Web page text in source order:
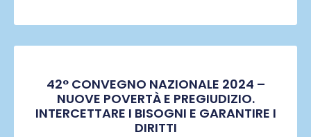
42° CONVEGNO NAZIONALE 2024 –
NUOVE POVERTÀ E PREGIUDIZIO.
INTERCETTARE I BISOGNI E GARANTIRE I
DIRITTI